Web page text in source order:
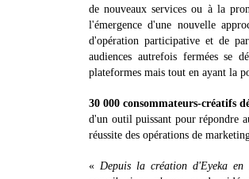
de nouveaux services ou à la
l'émergence d'une nouvelle
d'opération participative et de
audiences autrefois fermées se
plateformes mais tout en ayant la
30 000 consommateurs-créatifs
d'un outil puissant pour répondre
réussite des opérations de
« Depuis la création d'Eyeka